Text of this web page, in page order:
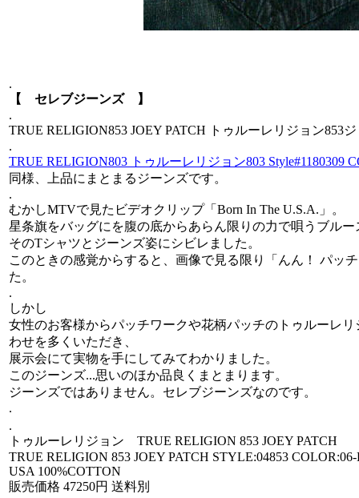
.
【 セレブジーンズ 】
.
TRUE RELIGION853 JOEY PATCH トゥルーレリジョン853
.
TRUE RELIGION803 トゥルーレリジョン803 Style#1180309
同様、上品にまとまるジーンズです。
.
むかしMTVで見たビデオクリップ「Born In The U.S.A.」。
星条旗をバッグにを腹の底からあらん限りの力で唄うブル
そのTシャツとジーンズ姿にシビレました。
このときの感覚からすると、画像で見る限り「んん！ パッ
た。
.
しかし
女性のお客様からパッチワークや花柄パッチのトゥルーレ
わせを多くいただき、
展示会にて実物を手にしてみてわかりました。
このジーンズ...思いのほか品良くまとまります。
ジーンズではありません。セレブジーンズなのです。
.
.
トゥルーレリジョン TRUE RELIGION 853 JOEY PATCH
TRUE RELIGION 853 JOEY PATCH STYLE:04853
USA 100%COTTON
販売価格 47250円 送料別